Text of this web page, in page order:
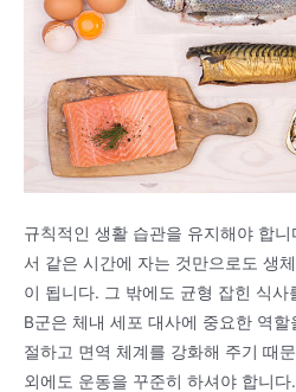
규칙적인 생활 습관을 유지해야 합
서 같은 시간에 자는 것만으로도 생
이 됩니다. 그 밖에도 균형 잡힌 식사
B군은 체내 세포 대사에 중요한 역
절하고 면역 체계를 강화해 주기 때
외에도 운동을 꾸준히 하셔야 합니